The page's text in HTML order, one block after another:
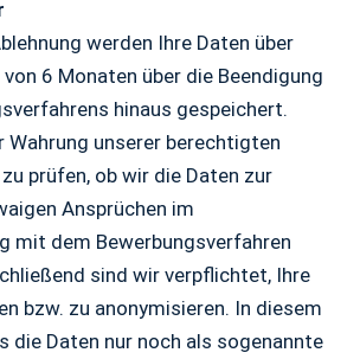
werden Ihre Daten über
6 Monaten über die Beendigung
hinaus gespeichert.
Wahrung unserer berechtigten
prüfen, ob wir die Daten zur
Ansprüchen im
mit dem Bewerbungsverfahren
sind wir verpflichtet, Ihre
bzw. zu anonymisieren. In diesem
die Daten nur noch als sogenannte